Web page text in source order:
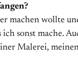
machen wollte
sonst mache.
Malerei,